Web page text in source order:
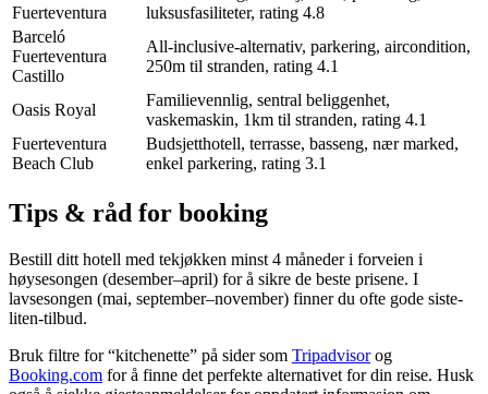
Fuerteventura
luksusfasiliteter, rating 4.8
Barceló
Fuerteventura
Castillo
All-inclusive-alternativ, parkering, aircondition,
250m til stranden, rating 4.1
Oasis Royal
Familievennlig, sentral beliggenhet,
vaskemaskin, 1km til stranden, rating 4.1
Fuerteventura
Beach Club
Budsjetthotell, terrasse, basseng, nær marked,
enkel parkering, rating 3.1
Tips & råd for booking
Bestill ditt hotell med tekjøkken minst 4 måneder i forveien i
høysesongen (desember–april) for å sikre de beste prisene. I
lavsesongen (mai, september–november) finner du ofte gode siste-
liten-tilbud.
Bruk filtre for “kitchenette” på sider som Tripadvisorog
Booking.com for å finne det perfekte alternativet for din reise. Husk